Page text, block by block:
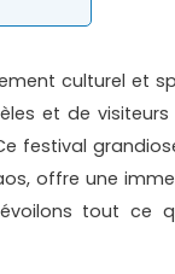
culturel et
et de
festival
offre une
tout ce